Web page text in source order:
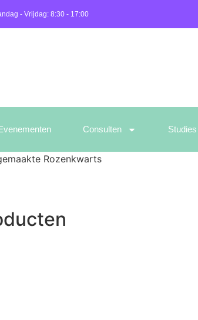
- Vrijdag: 8:30 - 17:00
Consulten Studies
Rozenkwarts